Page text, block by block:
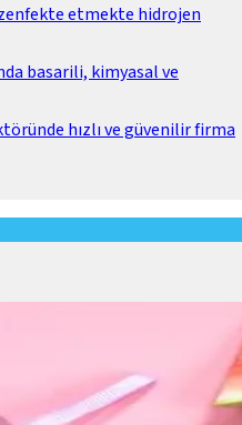
etmekte hidrojen
basarili, kimyasal ve
hızlı ve güvenilir firma